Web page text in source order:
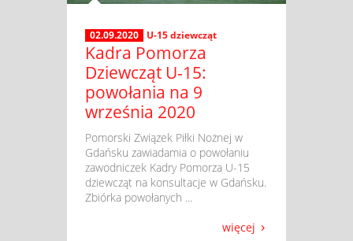
02.09.2020 U-15 dziewcząt
Kadra Pomorza
Dziewcząt U-15:
powołania na 9
września 2020
​ Pomorski Związek Piłki Nożnej w
Gdańsku zawiadamia o powołaniu
zawodniczek Kadry Pomorza U-15
dziewcząt na konsultacje w Gdańsku.
Zbiórka powołanych ...
więcej